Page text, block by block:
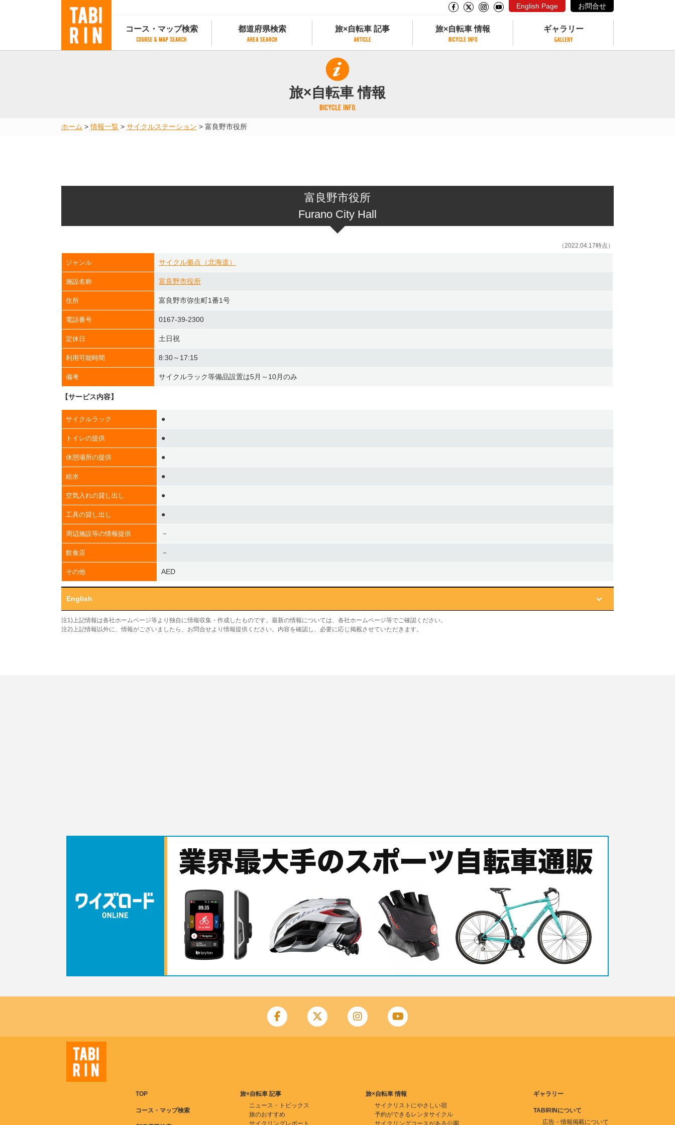
English Page お問合せ
コース・マップ検索
地図から検索
都道府県検索
都道府県別サイクリング情報
都道府県アクセスランキング
旅×自転車 記事
旅×自転車 記事
記事一覧
カテゴリから探す
旅×自転車 情報
サイクリストにやさしい宿
サイクルトレイン
タンデム自転車があるレンタサイクル
レンタサイクルがある道の駅
ギャラリー
旅×自転車 情報
ホーム >情報一覧 > サイクルステーション > 富良野市役所
富良野市役所
Furano City Hall
（2022.04.17時点）
ジャンル サイクル拠点（北海道）
施設名称 富良野市役所
住所 富良野市弥生町1番1号
電話番号 0167-39-2300
定休日 土日祝
利用可能時間 8:30～17:15
備考 サイクルラック等備品設置は5月～10月のみ
【サービス内容】
サイクルラック ●
トイレの提供 ●
休憩場所の提供 ●
給水 ●
空気入れの貸し出し ●
工具の貸し出し ●
周辺施設等の情報提供 －
飲食店 －
その他 AED
English
注1)上記情報は各社ホームページ等より独自に情報収集・作成したものです。最新の情報については、各社ホームページ等でご確認ください。
注2)上記情報以外に、情報がございましたら、お問合せより情報提供ください。内容を確認し、必要に応じ掲載させていただきます。
TOP
コース・マップ検索
旅×自転車 記事
ニュース・トピックス
旅のおすすめ
サイクリングレポート
旅×自転車 情報
サイクリストにやさしい宿
予約ができるレンタサイクル
サイクリングコースがある公園
ギャラリー
TABIRINについて
広告・情報掲載について